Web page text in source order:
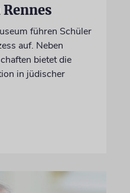
führen Schüler
auf. Neben
bietet die
in jüdischer